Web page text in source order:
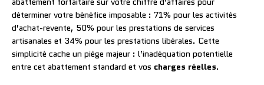
déterminer votre bénéfice imposable : 71% pour les activités
d’achat-revente, 50% pour les prestations de services
artisanales et 34% pour les prestations libérales. Cette
simplicité cache un piège majeur : l’inadéquation potentielle
entre cet abattement standard et vos charges réelles.